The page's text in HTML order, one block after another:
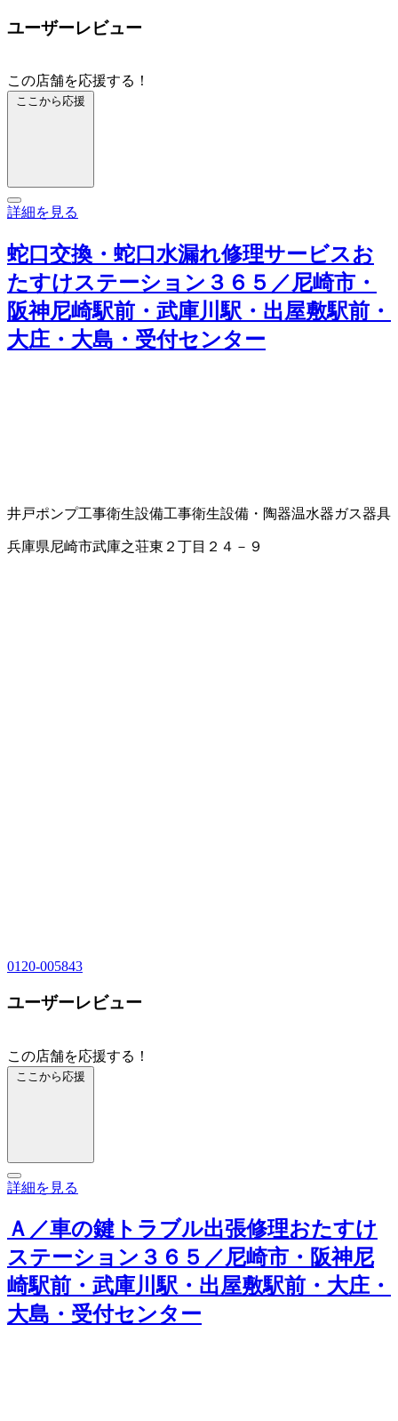
ユーザーレビュー
この店舗を応援する！
ここから応援
詳細を見る
蛇口交換・蛇口水漏れ修理サービスお
たすけステーション３６５／尼崎市・
阪神尼崎駅前・武庫川駅・出屋敷駅前・
大庄・大島・受付センター
井戸ポンプ工事衛生設備工事衛生設備・陶器温水器ガス器具
兵庫県尼崎市武庫之荘東２丁目２４－９
0120-005843
ユーザーレビュー
この店舗を応援する！
ここから応援
詳細を見る
Ａ／車の鍵トラブル出張修理おたすけ
ステーション３６５／尼崎市・阪神尼
崎駅前・武庫川駅・出屋敷駅前・大庄・
大島・受付センター